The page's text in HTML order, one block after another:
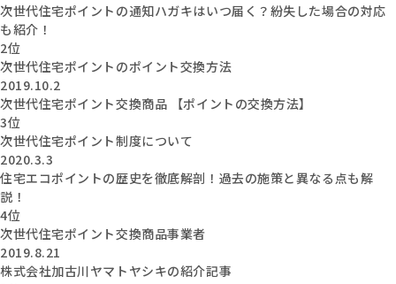
次世代住宅ポイントの通知ハガキはいつ届く？紛失した場合の対応
も紹介！
2位
次世代住宅ポイントのポイント交換方法
2019.10.2
次世代住宅ポイント交換商品 【ポイントの交換方法】
3位
次世代住宅ポイント制度について
2020.3.3
住宅エコポイントの歴史を徹底解剖！過去の施策と異なる点も解
説！
4位
次世代住宅ポイント交換商品事業者
2019.8.21
株式会社加古川ヤマトヤシキの紹介記事